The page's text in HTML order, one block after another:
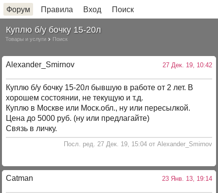
Форум Правила Вход Поиск
Куплю б/у бочку 15-20л
Товары и услуги Поиск
Alexander_Smirnov 27 Дек. 19, 10:42
Куплю б/у бочку 15-20л бывшую в работе от 2 лет. В
хорошем состоянии, не текущую и т.д.
Куплю в Москве или Моск.обл., ну или пересылкой.
Цена до 5000 руб. (ну или предлагайте)
Связь в личку.
Посл. ред. 27 Дек. 19, 15:04 от Alexander_Smirnov
Catman 23 Янв. 13, 19:14